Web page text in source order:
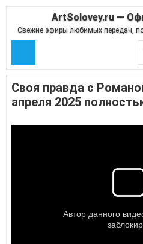
ArtSolovey.ru —
Свежие эфиры любимых передач,
Своя правда с
апреля 2025